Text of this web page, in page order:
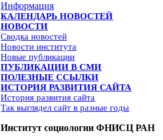
Информация
КАЛЕНДАРЬ НОВОСТЕЙ
НОВОСТИ
Сводка новостей
Новости института
Новые публикации
ПУБЛИКАЦИИ В СМИ
ПОЛЕЗНЫЕ ССЫЛКИ
ИСТОРИЯ РАЗВИТИЯ САЙТА
История развития сайта
Так выглядел сайт в разные годы
Институт социологии ФНИСЦ РАН